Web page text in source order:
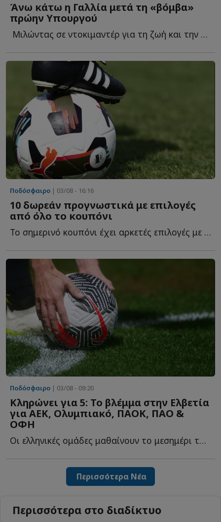
Άνω κάτω η Γαλλία μετά τη «βόμβα»
πρώην Υπουργού
Μιλώντας σε ντοκιμαντέρ για τη ζωή και την καριέρα τ...
Ποδόσφαιρο | 03/08 - 16:16
10 δωρεάν προγνωστικά με επιλογές
από όλο το κουπόνι
Το σημερινό κουπόνι έχει αρκετές επιλογές με ενδιαφέρον κ...
Ποδόσφαιρο | 03/08 - 09:20
Κληρώνει για 5: Το βλέμμα στην Ελβετία
για ΑΕΚ, Ολυμπιακό, ΠΑΟΚ, ΠAO &
ΟΦΗ
Οι ελληνικές ομάδες μαθαίνουν το μεσημέρι τους αντιπάλους τ...
Περισσότερα Νέα
Περισσότερα στο διαδίκτυο